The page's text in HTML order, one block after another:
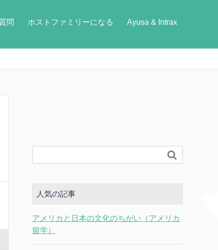
問 ホストファミリーになる Ayusa & Intrax

人気の記事
アメリカと日本の文化のちがい（アメリカ
留学）